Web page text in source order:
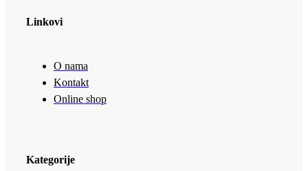
Linkovi
O nama
Kontakt
Online shop
Kategorije